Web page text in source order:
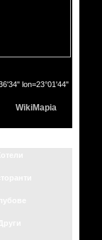
lon=23°01'44"
WikiMapia